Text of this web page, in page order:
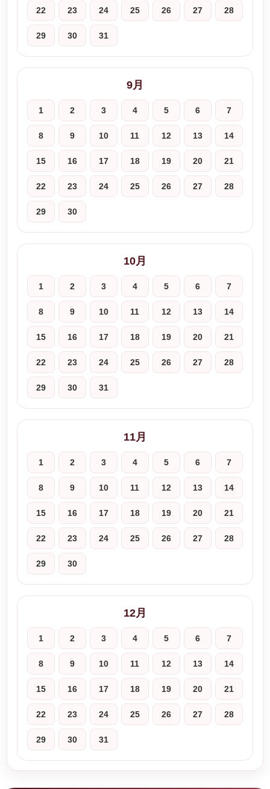
22 23 24 25 26 27 28
29 30 31
9月
1 2 3 4 5 6 7
8 9 10 11 12 13 14
15 16 17 18 19 20 21
22 23 24 25 26 27 28
29 30
10月
1 2 3 4 5 6 7
8 9 10 11 12 13 14
15 16 17 18 19 20 21
22 23 24 25 26 27 28
29 30 31
11月
1 2 3 4 5 6 7
8 9 10 11 12 13 14
15 16 17 18 19 20 21
22 23 24 25 26 27 28
29 30
12月
1 2 3 4 5 6 7
8 9 10 11 12 13 14
15 16 17 18 19 20 21
22 23 24 25 26 27 28
29 30 31